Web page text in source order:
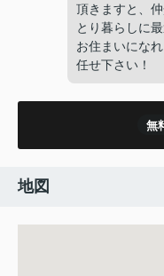
頂きますと、
とり暮らしに
お住まいにな
任せ下さい！
無
地図